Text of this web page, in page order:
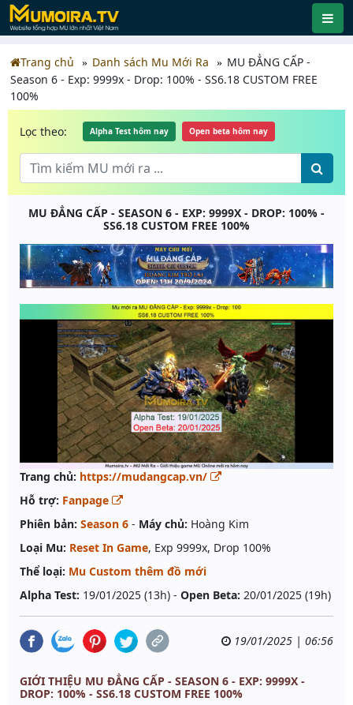
Trang chủ Danh sách Mu Mới Ra
MU ĐẲNG CẤP -
Season 6 - Exp: 9999x - Drop: 100% - SS6.18 CUSTOM FREE
100%
Lọc theo: Alpha Test hôm nay Open beta hôm nay
MU ĐẲNG CẤP - SEASON 6 - EXP: 9999X - DROP: 100% -
SS6.18 CUSTOM FREE 100%
Trang chủ: https://mudangcap.vn/
Hỗ trợ: Fanpage
Phiên bản: Season 6 - Máy chủ: Hoàng Kim
Loại Mu: Reset In Game, Exp 9999x, Drop 100%
Thể loại: Mu Custom thêm đồ mới
Alpha Test: 19/01/2025 (13h) - Open Beta: 20/01/2025 (19h)
19/01/2025 | 06:56
GIỚI THIỆU MU ĐẲNG CẤP - SEASON 6 - EXP: 9999X -
DROP: 100% - SS6.18 CUSTOM FREE 100%